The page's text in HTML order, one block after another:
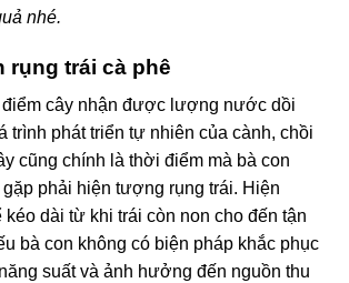
nhé.
rụng trái cà phê
cây nhận được lượng nước dồi
trình phát triển tự nhiên của cành, chồi
cũng chính là thời điểm mà bà con
phải hiện tượng rụng trái. Hiện
dài từ khi trái còn non cho đến tận
bà con không có biện pháp khắc phục
suất và ảnh hưởng đến nguồn thu